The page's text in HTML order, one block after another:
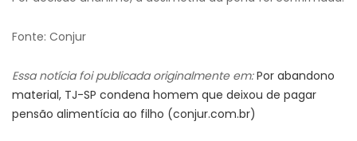
Fonte: Conjur
Essa notícia foi publicada originalmente em: Por abandono
material, TJ-SP condena homem que deixou de pagar
pensão alimentícia ao filho (conjur.com.br)